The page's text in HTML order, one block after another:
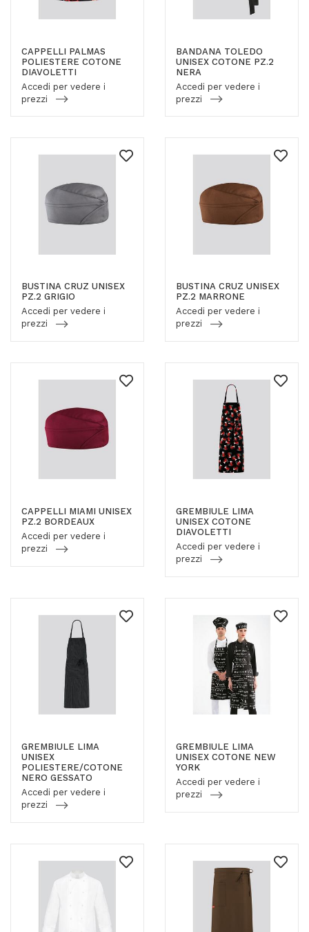
CAPPELLI PALMAS
POLIESTERE COTONE
DIAVOLETTI
Accedi per vedere i
prezzi
BANDANA TOLEDO
UNISEX COTONE PZ.2
NERA
Accedi per vedere i
prezzi
BUSTINA CRUZ UNISEX
PZ.2 GRIGIO
Accedi per vedere i
prezzi
BUSTINA CRUZ UNISEX
PZ.2 MARRONE
Accedi per vedere i
prezzi
CAPPELLI MIAMI UNISEX
PZ.2 BORDEAUX
Accedi per vedere i
prezzi
GREMBIULE LIMA
UNISEX COTONE
DIAVOLETTI
Accedi per vedere i
prezzi
GREMBIULE LIMA
UNISEX
POLIESTERE/COTONE
NERO GESSATO
Accedi per vedere i
prezzi
GREMBIULE LIMA
UNISEX COTONE NEW
YORK
Accedi per vedere i
prezzi